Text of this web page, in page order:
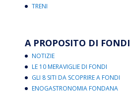
TRENI
A PROPOSITO DI FONDI
NOTIZIE
LE 10 MERAVIGLIE DI FONDI
GLI 8 SITI DA SCOPRIRE A FONDI
ENOGASTRONOMIA FONDANA